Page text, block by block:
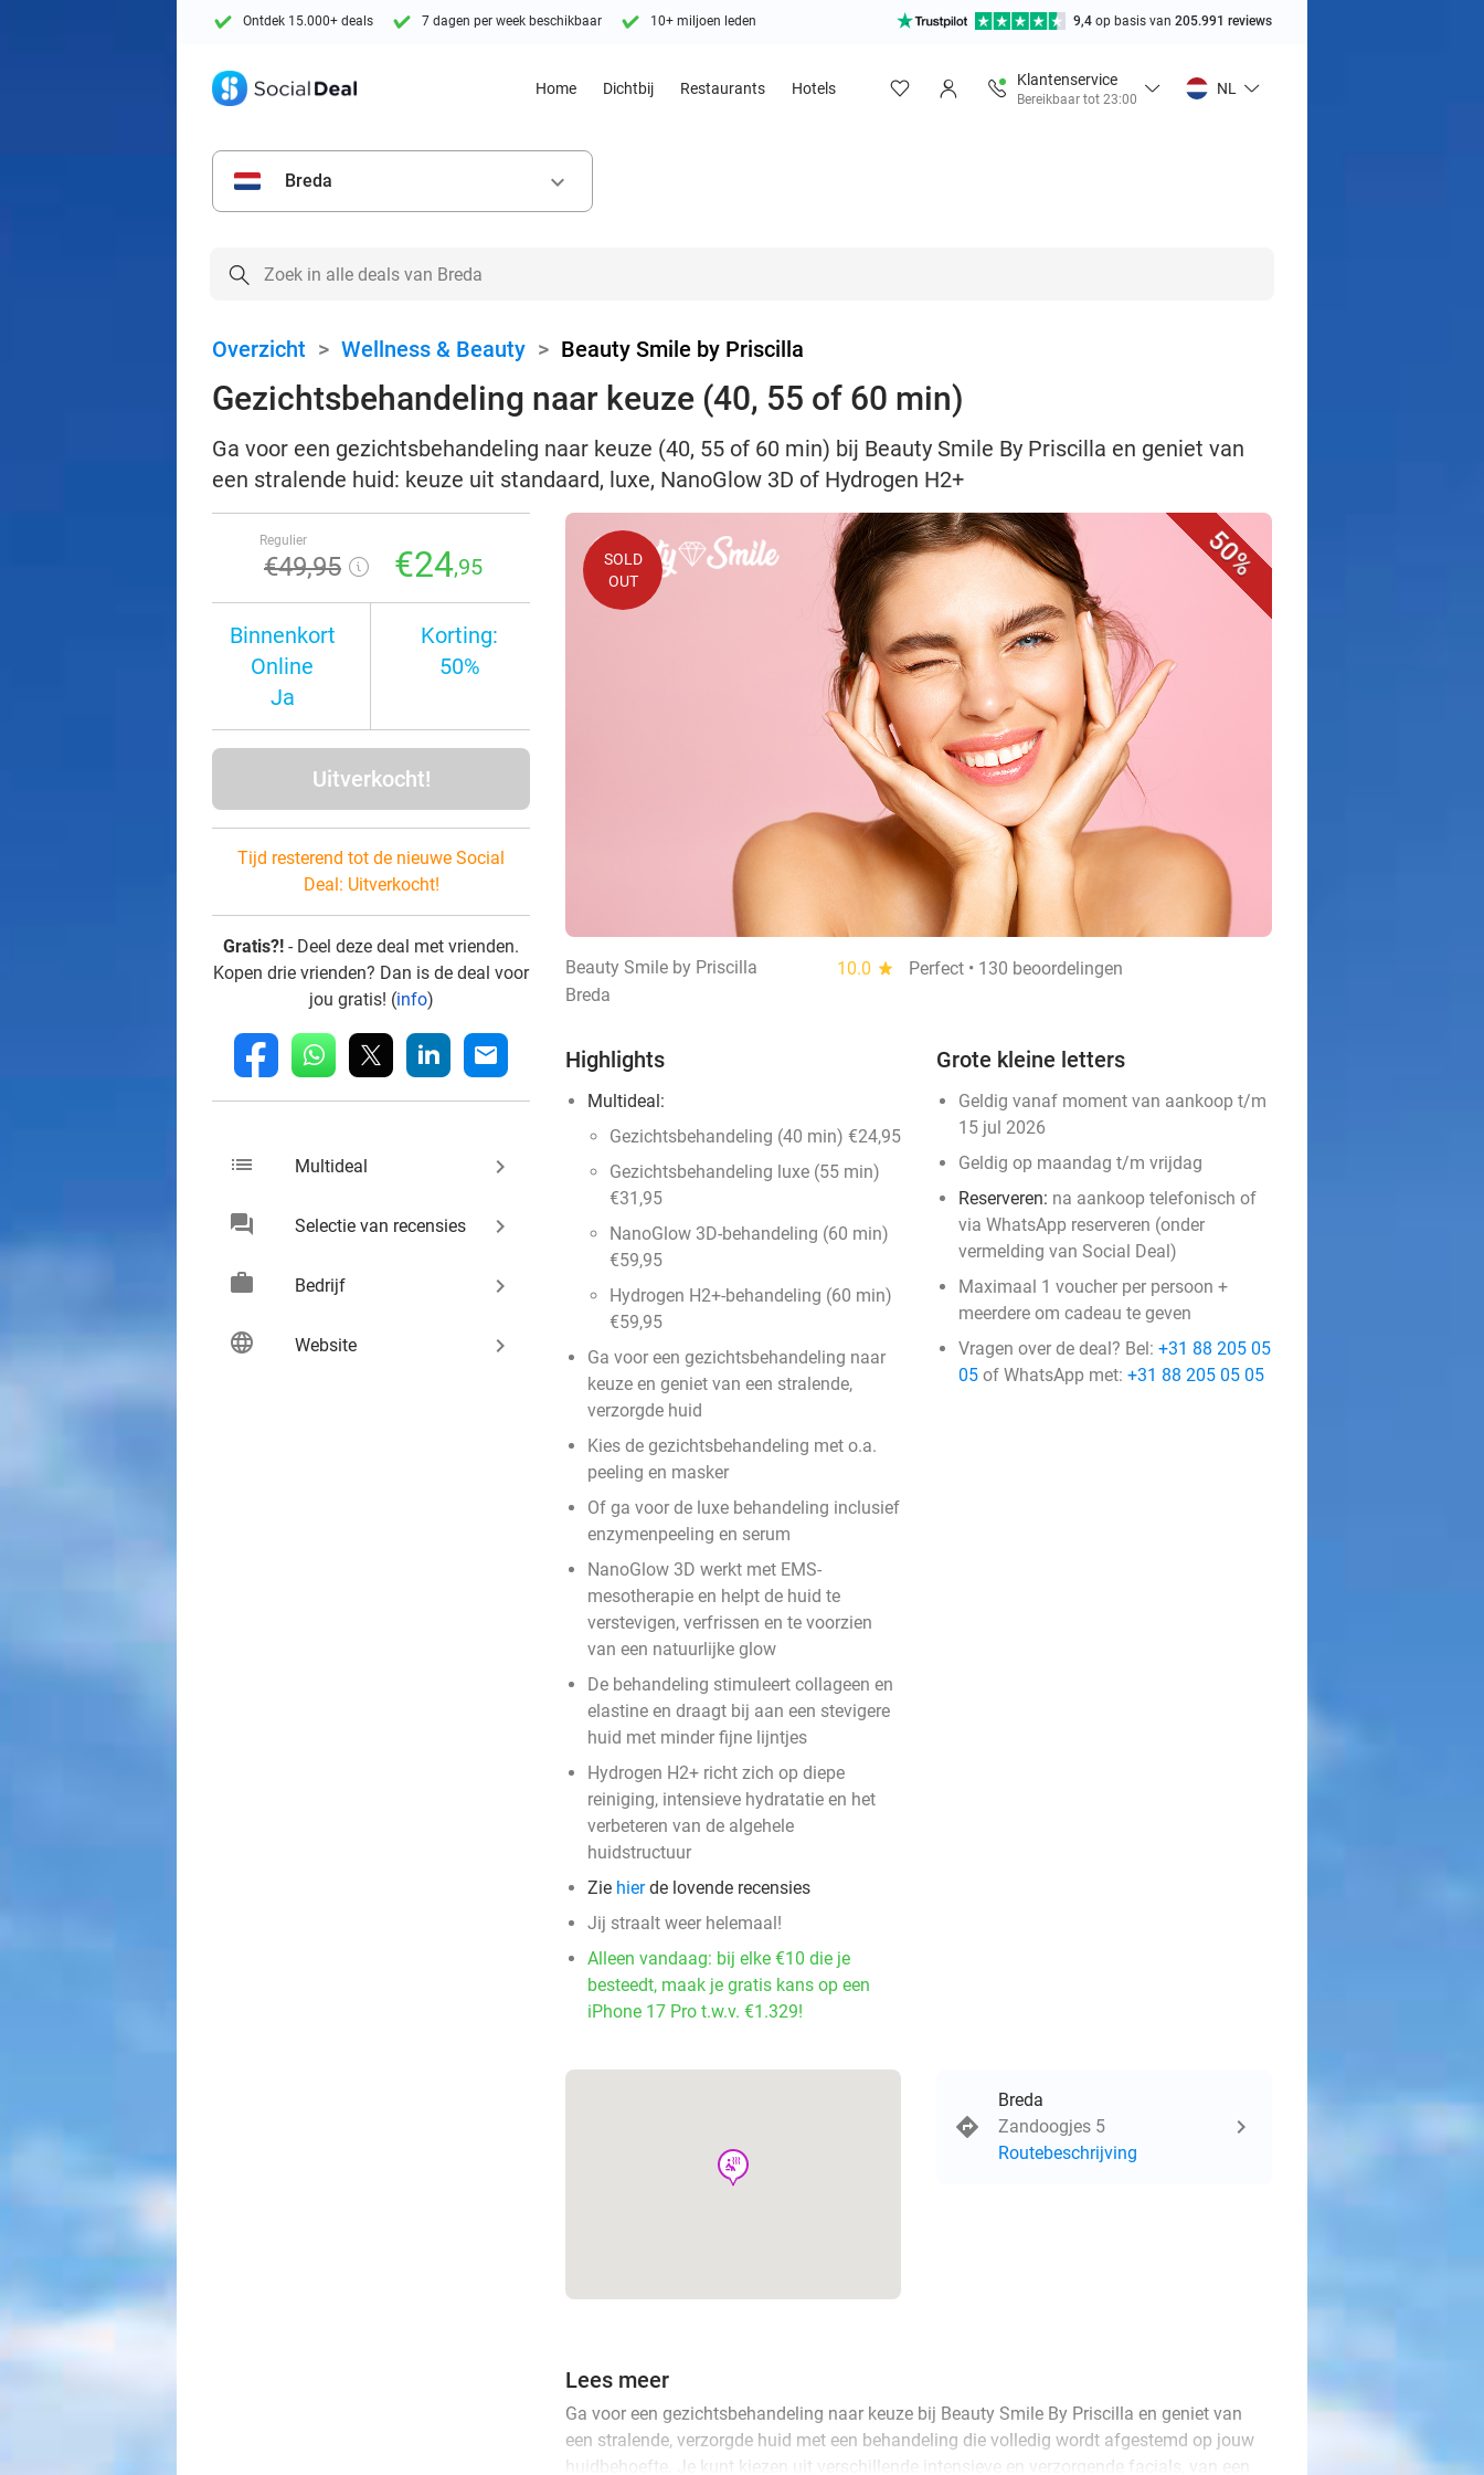
Ontdek 15.000+ deals 7 dagen per week beschikbaar 10+ miljoen leden 9,4 op basis van 205.991 reviews
Home Dichtbij Restaurants Hotels
Klantenservice
Bereikbaar tot 23:00
NL
Breda keyboard_arrow_down
Overzicht > Wellness & Beauty > Beauty Smile by Priscilla
Gezichtsbehandeling naar keuze (40, 55 of 60 min)
Ga voor een gezichtsbehandeling naar keuze (40, 55 of 60 min) bij Beauty Smile By Priscilla en geniet van
een stralende huid: keuze uit standaard, luxe, NanoGlow 3D of Hydrogen H2+
Regulier
€49,95 €24,95
Binnenkort
Online
Ja
Korting:
50%
Uitverkocht!
Tijd resterend tot de nieuwe Social
Deal: Uitverkocht!
Gratis?! - Deel deze deal met vrienden.
Kopen drie vrienden? Dan is de deal voor
jou gratis! (info)
fb whatsapp linkedin mail
list Multideal keyboard_arrow_right
chat Selectie van recensies keyboard_arrow_right
work Bedrijf keyboard_arrow_right
language Website keyboard_arrow_right
50%
SOLD
OUT
Beauty Smile by Priscilla 10.0 star
Perfect • 130 beoordelingen
Breda
Highlights
Multideal:
Gezichtsbehandeling (40 min) €24,95
Gezichtsbehandeling luxe (55 min)
€31,95
NanoGlow 3D-behandeling (60 min)
€59,95
Hydrogen H2+-behandeling (60 min)
€59,95
Ga voor een gezichtsbehandeling naar
keuze en geniet van een stralende,
verzorgde huid
Kies de gezichtsbehandeling met o.a.
peeling en masker
Of ga voor de luxe behandeling inclusief
enzymenpeeling en serum
NanoGlow 3D werkt met EMS-
mesotherapie en helpt de huid te
verstevigen, verfrissen en te voorzien
van een natuurlijke glow
De behandeling stimuleert collageen en
elastine en draagt bij aan een stevigere
huid met minder fijne lijntjes
Hydrogen H2+ richt zich op diepe
reiniging, intensieve hydratatie en het
verbeteren van de algehele
huidstructuur
Zie hierde lovende recensies
Jij straalt weer helemaal!
Alleen vandaag: bij elke €10 die je
besteedt, maak je gratis kans op een
iPhone 17 Pro t.w.v. €1.329!
Grote kleine letters
Geldig vanaf moment van aankoop t/m
15 jul 2026
Geldig op maandag t/m vrijdag
Reserveren: na aankoop telefonisch of
via WhatsApp reserveren (onder
vermelding van Social Deal)
Maximaal 1 voucher per persoon +
meerdere om cadeau te geven
Vragen over de deal? Bel: +31 88 205 05
05 of WhatsApp met: +31 88 205 05 05
wellness
Breda
Zandoogjes 5
Routebeschrijving
Lees meer
Ga voor een gezichtsbehandeling naar keuze bij Beauty Smile By Priscilla en geniet van
een stralende, verzorgde huid met een behandeling die volledig wordt afgestemd op jouw
huidbehoefte. Je kunt kiezen uit verschillende intensieve en verzorgende facials, van een